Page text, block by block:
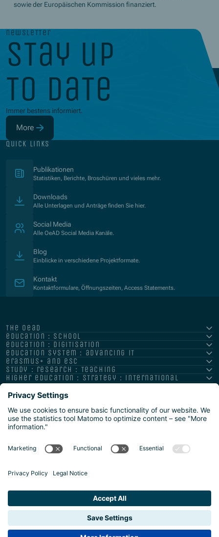
sowie der Europäischen Kommission finanziert.
newsletter
stay up
to date
Immer bestens informiert.
More
(Opens in new window)
quick links
Publikationen
Statistiken, Berichte, Broschüren und vieles mehr.
Downloads
Alle Unterlagen und Anträge finden Sie hier.
Social Media
Alle OeAD Social Media Kanäle.
Blog
Einblicke in verschiedene Projektformate.
Kontakt
Kontaktformulare, Öffnungszeiten, Access Statements.
the oead
education : school
education : digitisation
education system : advancing it
erasmus+ and esc
study : research : teaching
higher education : strategy : international
Datenschutz
Meldestelle/Hinweisgeber
Sitemap